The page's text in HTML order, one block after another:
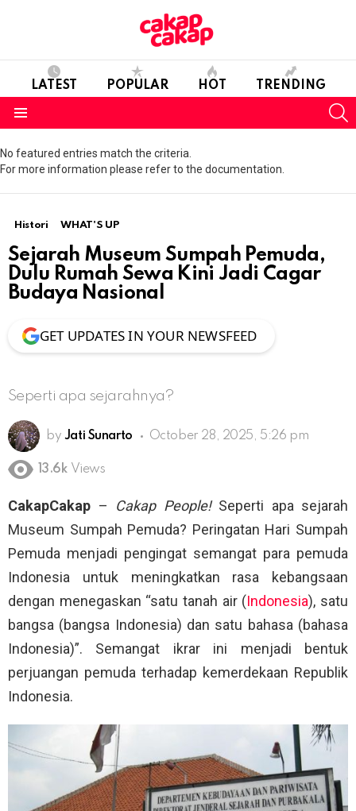
LATEST POPULAR HOT TRENDING
No featured entries match the criteria.
For more information please refer to the documentation.
Histori WHAT'S UP
Sejarah Museum Sumpah Pemuda,
Dulu Rumah Sewa Kini Jadi Cagar
Budaya Nasional
GET UPDATES IN YOUR NEWSFEED
Seperti apa sejarahnya?
by Jati Sunarto October 28, 2025, 5:26 pm
13.6k Views
CakapCakap – Cakap People!Seperti apa sejarah
Museum Sumpah Pemuda? Peringatan Hari Sumpah
Pemuda menjadi pengingat semangat para pemuda
Indonesia untuk meningkatkan rasa kebangsaan
dengan menegaskan “satu tanah air (Indonesia), satu
bangsa (bangsa Indonesia) dan satu bahasa (bahasa
Indonesia)”. Semangat ikrar ini menjadi bentuk
perjuangan pemuda terhadap kemerdekaan Republik
Indonesia.